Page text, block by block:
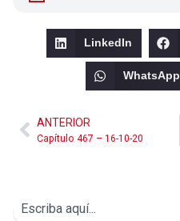
LinkedIn
WhatsApp
ANTERIOR
Capítulo 467 – 16-10-20